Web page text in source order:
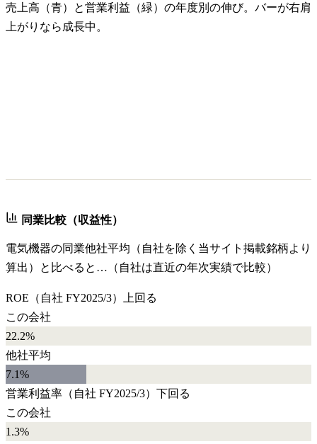
売上高（青）と営業利益（緑）の年度別の伸び。バーが右肩
上がりなら成長中。
同業比較（収益性）
電気機器の同業他社平均（自社を除く当サイト掲載銘柄より
算出）と比べると…（自社は直近の年次実績で比較）
ROE （自社 FY2025/3）
上回る
この会社
22.2%
他社平均
7.1%
営業利益率 （自社 FY2025/3） 下回る
この会社
1.3%